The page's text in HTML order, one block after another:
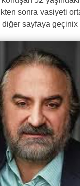
sonra vasiyeti
diğer sayfaya geçinix